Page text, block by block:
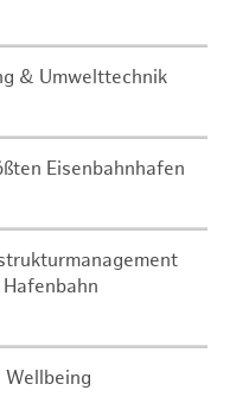
& Umwelttechnik
Eisenbahnhafen